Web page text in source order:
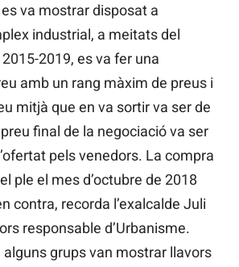
va mostrar disposat a
industrial, a meitats del
2019, es va fer una
amb un rang màxim de preus i
mitjà que en va sortir va ser de
final de la negociació va ser
pels venedors. La compra
ple el mes d’octubre de 2018
contra, recorda l’exalcalde Juli
responsable d’Urbanisme.
alguns grups van mostrar llavors